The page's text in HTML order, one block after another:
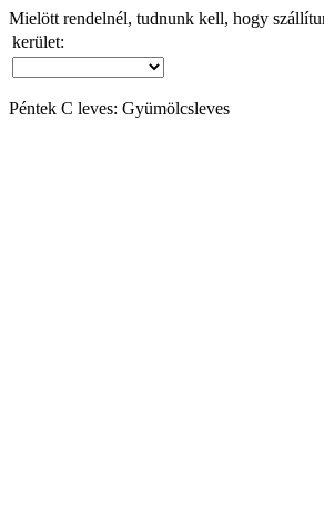
Mielött rendelnél, tudnunk kell, hogy
kerület:
Péntek C leves: Gyümölcsleves